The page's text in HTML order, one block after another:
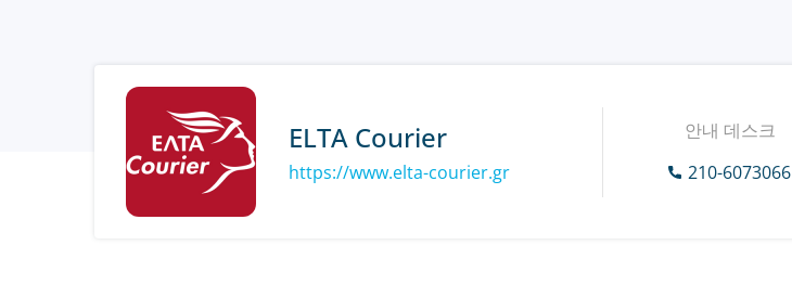
ELTA Courier
https://www.elta-courier.gr
안내 데스크
210-6073066